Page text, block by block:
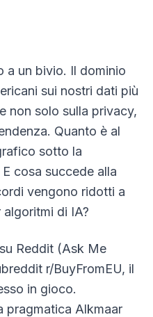
a un bivio. Il dominio
sui nostri dati più
non solo sulla privacy,
Quanto è al
sotto la
cosa succede alla
vengono ridotti a
di IA?
Reddit (Ask Me
r/BuyFromEU, il
in gioco.
pragmatica Alkmaar